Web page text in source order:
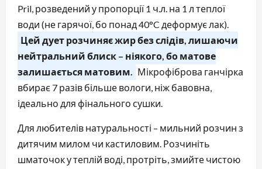
Pril, розведений у пропорції 1 ч.л. на 1 л теплої
води (не гарячої, бо понад 40°C деформує лак).
Цей дует розчиняє жир без слідів, лишаючи
нейтральний блиск – ніякого, бо матове
залишається матовим. Мікрофіброва ганчірка
вбирає 7 разів більше вологи, ніж бавовна,
ідеально для фінального сушки.
Для любителів натуральності – мильний розчин з
дитячим милом чи кастиловим. Розчиніть
шматочок у теплій воді, протріть, змийте чистою